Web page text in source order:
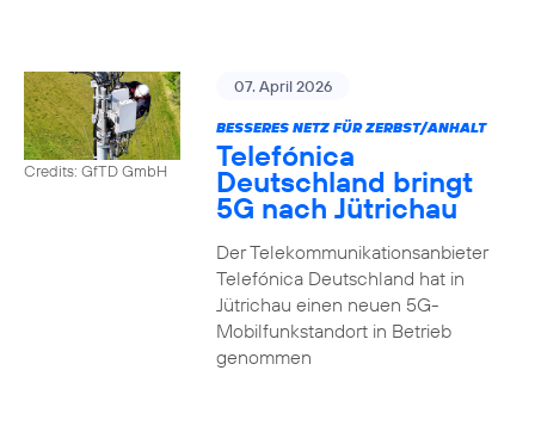
Credits: GfTD GmbH
07. April 2026
BESSERES NETZ FÜR ZERBST/ANHALT
Telefónica
Deutschland bringt
5G nach Jütrichau
Der Telekommunikationsanbieter
Telefónica Deutschland hat in
Jütrichau einen neuen 5G-
Mobilfunkstandort in Betrieb
genommen